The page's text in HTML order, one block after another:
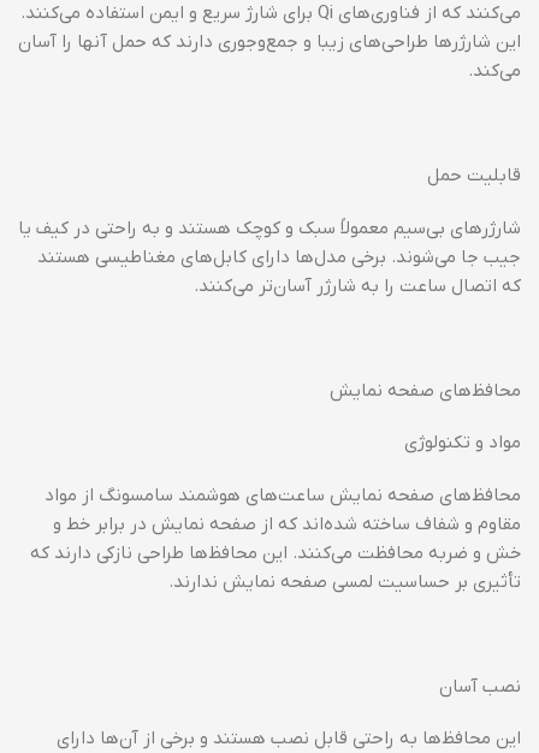
می‌کنند که از فناوری‌های Qi برای شارژ سریع و ایمن استفاده می‌کنند.
این شارژرها طراحی‌های زیبا و جمع‌وجوری دارند که حمل آنها را آسان
می‌کند.
قابلیت حمل
شارژرهای بی‌سیم معمولاً سبک و کوچک هستند و به راحتی در کیف یا
جیب جا می‌شوند. برخی مدل‌ها دارای کابل‌های مغناطیسی هستند
که اتصال ساعت را به شارژر آسان‌تر می‌کنند.
محافظ‌های صفحه نمایش
مواد و تکنولوژی
محافظ‌های صفحه نمایش ساعت‌های هوشمند سامسونگ از مواد
مقاوم و شفاف ساخته شده‌اند که از صفحه نمایش در برابر خط و
خش و ضربه محافظت می‌کنند. این محافظ‌ها طراحی نازکی دارند که
تأثیری بر حساسیت لمسی صفحه نمایش ندارند.
نصب آسان
این محافظ‌ها به راحتی قابل نصب هستند و برخی از آن‌ها دارای